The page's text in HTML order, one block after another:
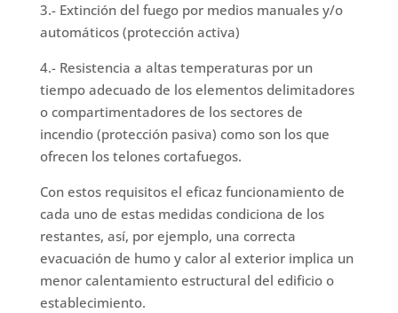
3.- Extinción del fuego por medios manuales y/o
automáticos (protección activa)
4.- Resistencia a altas temperaturas por un
tiempo adecuado de los elementos delimitadores
o compartimentadores de los sectores de
incendio (protección pasiva) como son los que
ofrecen los telones cortafuegos.
Con estos requisitos el eficaz funcionamiento de
cada uno de estas medidas condiciona de los
restantes, así, por ejemplo, una correcta
evacuación de humo y calor al exterior implica un
menor calentamiento estructural del edificio o
establecimiento.